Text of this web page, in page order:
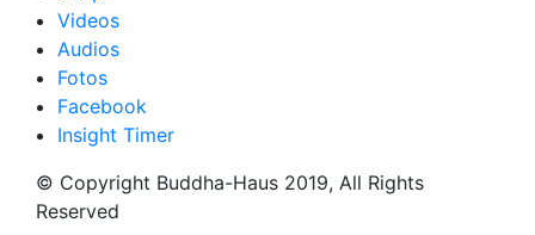
Videos
Audios
Fotos
Facebook
Insight Timer
© Copyright Buddha-Haus 2019, All Rights
Reserved